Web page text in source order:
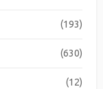
(193)
(630)
(12)